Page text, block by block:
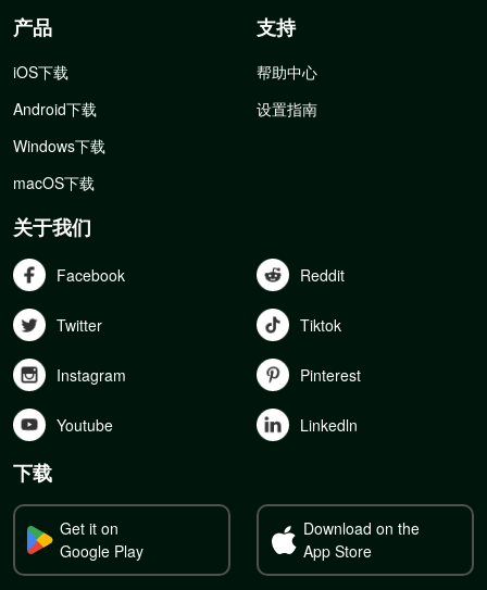
产品
iOS下载
Android下载
Windows下载
macOS下载
支持
帮助中心
设置指南
关于我们
Facebook Reddit
Twitter Tiktok
Instagram Pinterest
Youtube Linkedln
下载
Get it on
Google Play
Download on the
App Store